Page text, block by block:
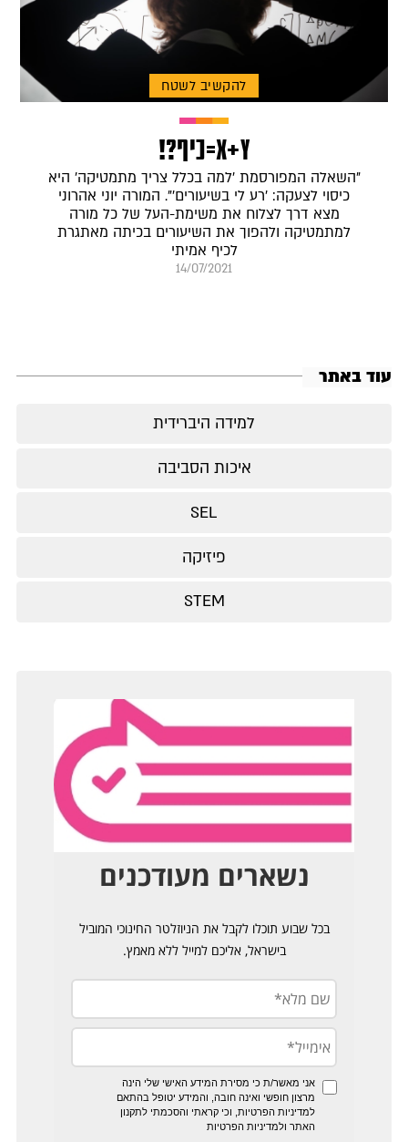
להקשיב לשטח
X+Y=כיף?!
"השאלה המפורסמת 'למה בכלל צריך מתמטיקה' היא
כיסוי לצעקה: 'רע לי בשיעורים'". המורה יוני אהרוני
מצא דרך לצלוח את משימת-העל של כל מורה
למתמטיקה ולהפוך את השיעורים בכיתה מאתגרת
לכיף אמיתי
14/07/2021
עוד באתר
למידה היברידית
איכות הסביבה
SEL
פיזיקה
STEM